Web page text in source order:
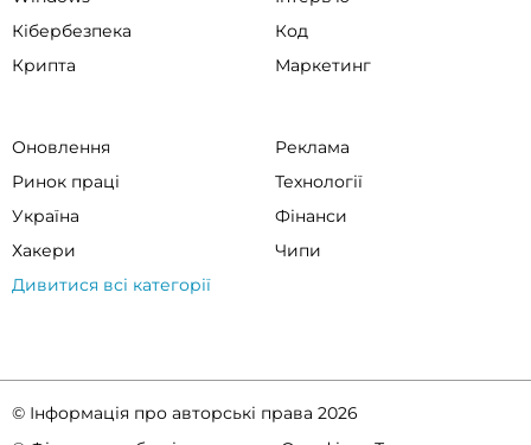
Кібербезпека
Код
Крипта
Маркетинг
Оновлення
Реклама
Ринок праці
Технології
Україна
Фінанси
Хакери
Чипи
Дивитися всі категорії
© Інформація про авторські права 2026